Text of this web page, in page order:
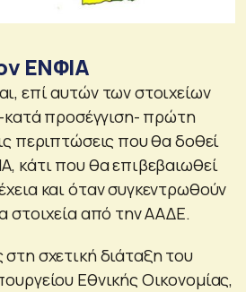
ΕΝΦΙΑ
επί αυτών των στοιχείων
-κατά προσέγγιση- πρώτη
περιπτώσεις που θα δοθεί
κάτι που θα επιβεβαιωθεί
και όταν συγκεντρωθούν
στοιχεία από την ΑΑΔΕ.
σχετική διάταξη του
Εθνικής Οικονομίας,